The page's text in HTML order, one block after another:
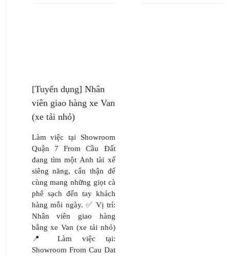
[Tuyển dụng] Nhân
viên giao hàng xe Van
(xe tải nhỏ)
Làm việc tại Showroom
Quận 7 From Cầu Đất
đang tìm một Anh tài xế
siêng năng, cẩn thận để
cùng mang những giọt cà
phê sạch đến tay khách
hàng mỗi ngày. ✅ Vị trí:
Nhân viên giao hàng
bằng xe Van (xe tải nhỏ)
📍 Làm việc tại:
Showroom From Cau Dat